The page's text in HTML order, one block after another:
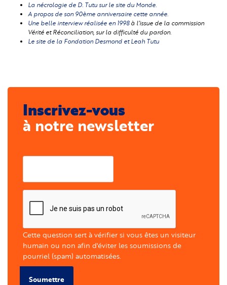
La nécrologie de D. Tutu sur le site du Monde.
A propos de son 90ème anniversaire cette année.
Une belle interview réalisée en 1998à l’issue de la commission
Vérité et Réconciliation, sur la difficulté du pardon.
Le site de la Fondation Desmond et Leah Tutu
Inscrivez-vous
à notre newsletter
Cette question sert à vérifier si vous êtes un visiteur
humain ou non afin d'éviter les soumissions de
pourriel (spam) automatisées.
Soumettre